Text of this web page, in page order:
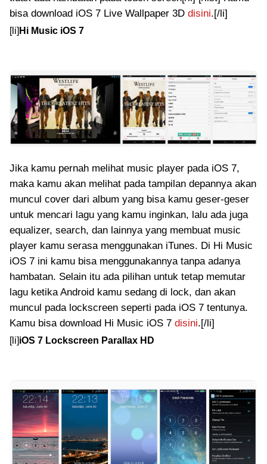
bisa download iOS 7 Live Wallpaper 3D disini.[/li]
[li] Hi Music iOS 7
Jika kamu pernah melihat music player pada iOS 7,
maka kamu akan melihat pada tampilan depannya akan
muncul cover dari album yang bisa kamu geser-geser
untuk mencari lagu yang kamu inginkan, lalu ada juga
equalizer, search, dan lainnya yang membuat music
player kamu serasa menggunakan iTunes. Di Hi Music
iOS 7 ini kamu bisa menggunakannya tanpa adanya
hambatan. Selain itu ada pilihan untuk tetap memutar
lagu ketika Android kamu sedang di lock, dan akan
muncul pada lockscreen seperti pada iOS 7 tentunya.
Kamu bisa download Hi Music iOS 7 disini.[/li]
[li]iOS 7 Lockscreen Parallax HD